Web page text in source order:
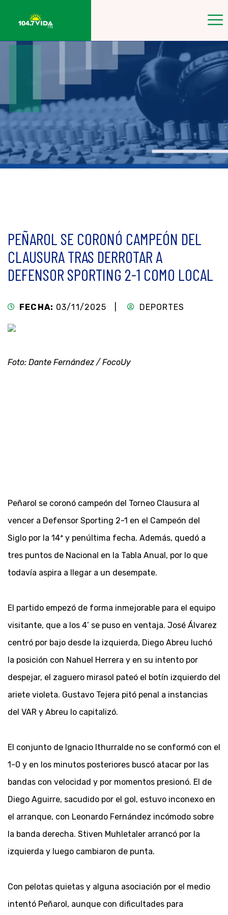
PEÑAROL SE CORONÓ CAMPEÓN DEL
CLAUSURA TRAS DERROTAR A
DEFENSOR SPORTING 2-1 COMO LOCAL
FECHA: 03/11/2025 | DEPORTES
Foto: Dante Fernández / FocoUy
Peñarol se coronó campeón del Torneo Clausura al
vencer a Defensor Sporting 2-1 en el Campeón del
Siglo por la 14ª y penúltima fecha. Además, quedó a
tres puntos de Nacional en la Tabla Anual, por lo que
todavía aspira a llegar a un desempate.
El partido empezó de forma inmejorable para el equipo
visitante, que a los 4’ se puso en ventaja. José Álvarez
centró por bajo desde la izquierda, Diego Abreu luchó
la posición con Nahuel Herrera y en su intento por
despejar, el zaguero mirasol pateó el botín izquierdo del
ariete violeta. Gustavo Tejera pitó penal a instancias
del VAR y Abreu lo capitalizó.
El conjunto de Ignacio Ithurralde no se conformó con el
1-0 y en los minutos posteriores buscó atacar por las
bandas con velocidad y por momentos presionó. El de
Diego Aguirre, sacudido por el gol, estuvo inconexo en
el arranque, con Leonardo Fernández incómodo sobre
la banda derecha. Stiven Muhletaler arrancó por la
izquierda y luego cambiaron de punta.
Con pelotas quietas y alguna asociación por el medio
intentó Peñarol, aunque con dificultades para